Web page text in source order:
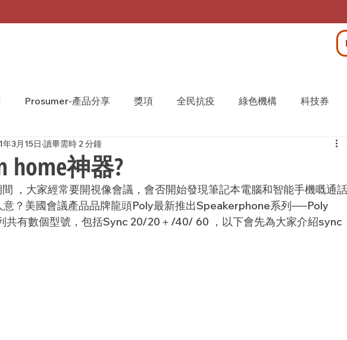
Prosumer-產品分享 獎項 全民抗疫 綠色機構 科技券
Monthly 台灣月刊
home神器?
年3月15日 讀畢需時 2 分鐘
，大家經常要開視像會議，會否開始發現筆記本電腦和智能手機嘅通話
意？美國會議產品品牌龍頭Poly最新推出Speakerphone系列──Poly
共有數個型號，包括Sync 20/20＋/40/ 60 ，以下會先為大家介紹sync